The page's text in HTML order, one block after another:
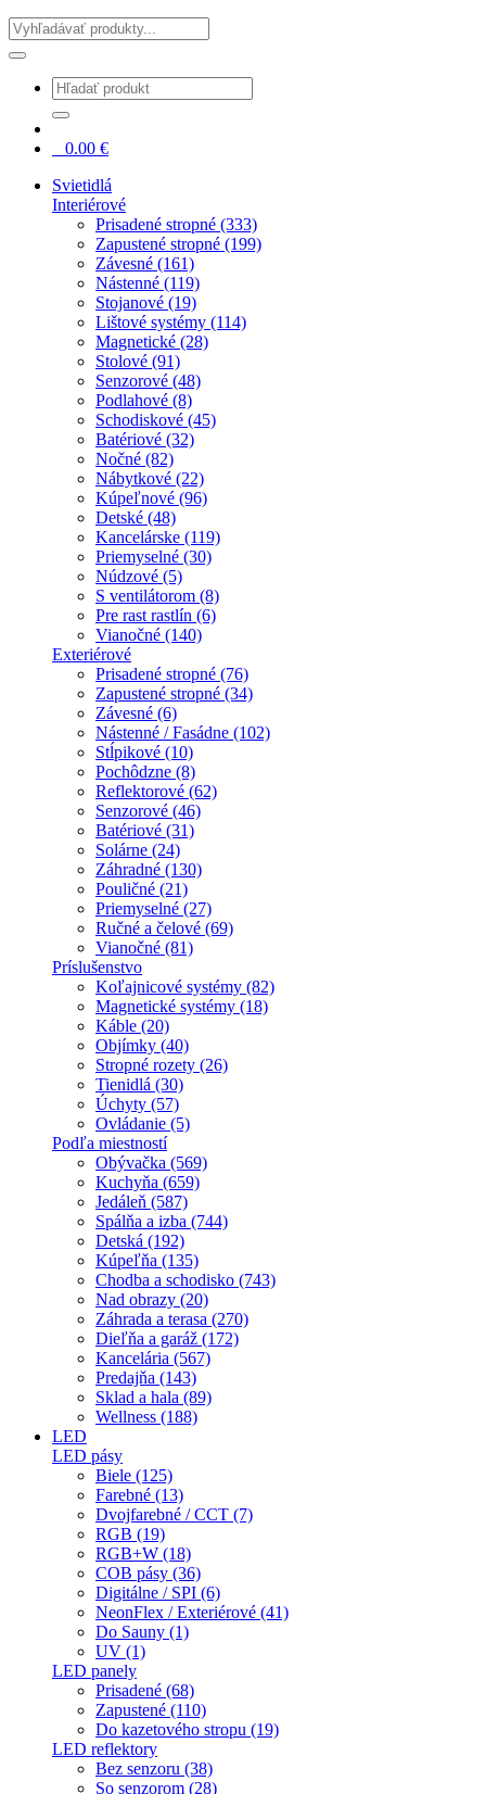
Hladať
0.00 €
Svietidlá
Interiérové
Prisadené stropné (333)
Zapustené stropné (199)
Závesné (161)
Nástenné (119)
Stojanové (19)
Lištové systémy (114)
Magnetické (28)
Stolové (91)
Senzorové (48)
Podlahové (8)
Schodiskové (45)
Batériové (32)
Nočné (82)
Nábytkové (22)
Kúpeľnové (96)
Detské (48)
Kancelárske (119)
Priemyselné (30)
Núdzové (5)
S ventilátorom (8)
Pre rast rastlín (6)
Vianočné (140)
Exteriérové
Prisadené stropné (76)
Zapustené stropné (34)
Závesné (6)
Nástenné / Fasádne (102)
Stĺpikové (10)
Pochôdzne (8)
Reflektorové (62)
Senzorové (46)
Batériové (31)
Solárne (24)
Záhradné (130)
Pouličné (21)
Priemyselné (27)
Ručné a čelové (69)
Vianočné (81)
Príslušenstvo
Koľajnicové systémy (82)
Magnetické systémy (18)
Káble (20)
Objímky (40)
Stropné rozety (26)
Tienidlá (30)
Úchyty (57)
Ovládanie (5)
Podľa miestností
Obývačka (569)
Kuchyňa (659)
Jedáleň (587)
Spálňa a izba (744)
Detská (192)
Kúpeľňa (135)
Chodba a schodisko (743)
Nad obrazy (20)
Záhrada a terasa (270)
Dieľňa a garáž (172)
Kancelária (567)
Predajňa (143)
Sklad a hala (89)
Wellness (188)
LED
LED pásy
Biele (125)
Farebné (13)
Dvojfarebné / CCT (7)
RGB (19)
RGB+W (18)
COB pásy (36)
Digitálne / SPI (6)
NeonFlex / Exteriérové (41)
Do Sauny (1)
UV (1)
LED panely
Prisadené (68)
Zapustené (110)
Do kazetového stropu (19)
LED reflektory
Bez senzoru (38)
So senzorom (28)